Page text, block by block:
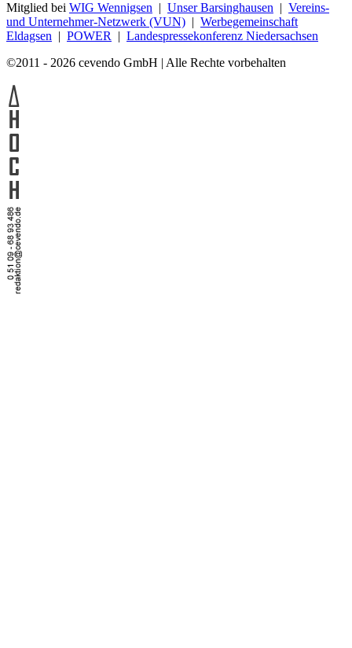
Mitglied bei WIG Wennigsen | Unser Barsinghausen | Vereins-
und Unternehmer-Netzwerk (VUN) | Werbegemeinschaft
Eldagsen | POWER | Landespressekonferenz Niedersachsen
©2011 - 2026 cevendo GmbH | Alle Rechte vorbehalten